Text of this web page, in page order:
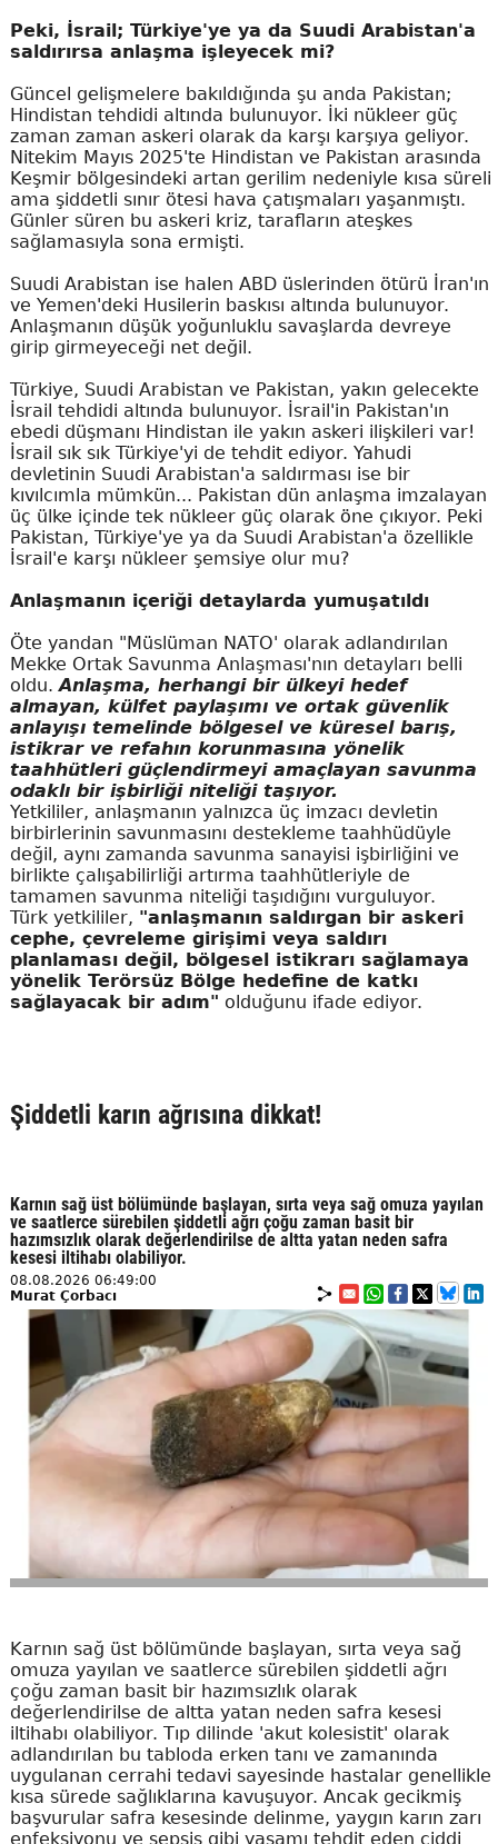
Peki, İsrail; Türkiye'ye ya da Suudi Arabistan'a
saldırırsa anlaşma işleyecek mi?
Güncel gelişmelere bakıldığında şu anda Pakistan;
Hindistan tehdidi altında bulunuyor. İki nükleer güç
zaman zaman askeri olarak da karşı karşıya geliyor.
Nitekim Mayıs 2025'te Hindistan ve Pakistan arasında
Keşmir bölgesindeki artan gerilim nedeniyle kısa süreli
ama şiddetli sınır ötesi hava çatışmaları yaşanmıştı.
Günler süren bu askeri kriz, tarafların ateşkes
sağlamasıyla sona ermişti.
Suudi Arabistan ise halen ABD üslerinden ötürü İran'ın
ve Yemen'deki Husilerin baskısı altında bulunuyor.
Anlaşmanın düşük yoğunluklu savaşlarda devreye
girip girmeyeceği net değil.
Türkiye, Suudi Arabistan ve Pakistan, yakın gelecekte
İsrail tehdidi altında bulunuyor. İsrail'in Pakistan'ın
ebedi düşmanı Hindistan ile yakın askeri ilişkileri var!
İsrail sık sık Türkiye'yi de tehdit ediyor. Yahudi
devletinin Suudi Arabistan'a saldırması ise bir
kıvılcımla mümkün... Pakistan dün anlaşma imzalayan
üç ülke içinde tek nükleer güç olarak öne çıkıyor. Peki
Pakistan, Türkiye'ye ya da Suudi Arabistan'a özellikle
İsrail'e karşı nükleer şemsiye olur mu?
Anlaşmanın içeriği detaylarda yumuşatıldı
Öte yandan "Müslüman NATO' olarak adlandırılan
Mekke Ortak Savunma Anlaşması'nın detayları belli
oldu.Anlaşma, herhangi bir ülkeyi hedef
almayan, külfet paylaşımı ve ortak güvenlik
anlayışı temelinde bölgesel ve küresel barış,
istikrar ve refahın korunmasına yönelik
taahhütleri güçlendirmeyi amaçlayan savunma
odaklı bir işbirliği niteliği taşıyor.
Yetkililer, anlaşmanın yalnızca üç imzacı devletin
birbirlerinin savunmasını destekleme taahhüdüyle
değil, aynı zamanda savunma sanayisi işbirliğini ve
birlikte çalışabilirliği artırma taahhütleriyle de
tamamen savunma niteliği taşıdığını vurguluyor.
Türk yetkililer, "anlaşmanın saldırgan bir askeri
cephe, çevreleme girişimi veya saldırı
planlaması değil, bölgesel istikrarı sağlamaya
yönelik Terörsüz Bölge hedefine de katkı
sağlayacak bir adım" olduğunu ifade ediyor.
Şiddetli karın ağrısına dikkat!
Karnın sağ üst bölümünde başlayan, sırta veya sağ omuza yayılan
ve saatlerce sürebilen şiddetli ağrı çoğu zaman basit bir
hazımsızlık olarak değerlendirilse de altta yatan neden safra
kesesi iltihabı olabiliyor.
08.08.2026 06:49:00
Murat Çorbacı
Karnın sağ üst bölümünde başlayan, sırta veya sağ
omuza yayılan ve saatlerce sürebilen şiddetli ağrı
çoğu zaman basit bir hazımsızlık olarak
değerlendirilse de altta yatan neden safra kesesi
iltihabı olabiliyor. Tıp dilinde 'akut kolesistit' olarak
adlandırılan bu tabloda erken tanı ve zamanında
uygulanan cerrahi tedavi sayesinde hastalar genellikle
kısa sürede sağlıklarına kavuşuyor. Ancak gecikmiş
başvurular safra kesesinde delinme, yaygın karın zarı
enfeksiyonu ve sepsis gibi yaşamı tehdit eden ciddi